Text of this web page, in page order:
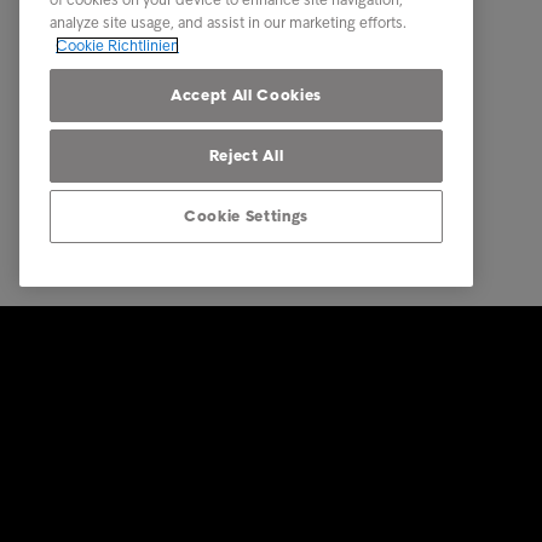
Karriere
analyze site usage, and assist in our marketing efforts.
Cookie Richtlinien
Accept All Cookies
Reject All
Cookie Settings